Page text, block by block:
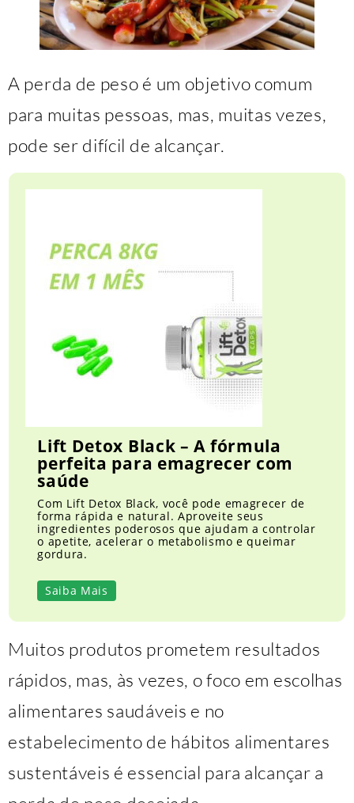
A perda de peso é um objetivo comum
para muitas pessoas, mas, muitas vezes,
pode ser difícil de alcançar.
Lift Detox Black – A fórmula
perfeita para emagrecer com
saúde
Com Lift Detox Black, você pode emagrecer de
forma rápida e natural. Aproveite seus
ingredientes poderosos que ajudam a controlar
o apetite, acelerar o metabolismo e queimar
gordura.
Saiba Mais
Muitos produtos prometem resultados
rápidos, mas, às vezes, o foco em escolhas
alimentares saudáveis ​​e no
estabelecimento de hábitos alimentares
sustentáveis ​​é essencial para alcançar a